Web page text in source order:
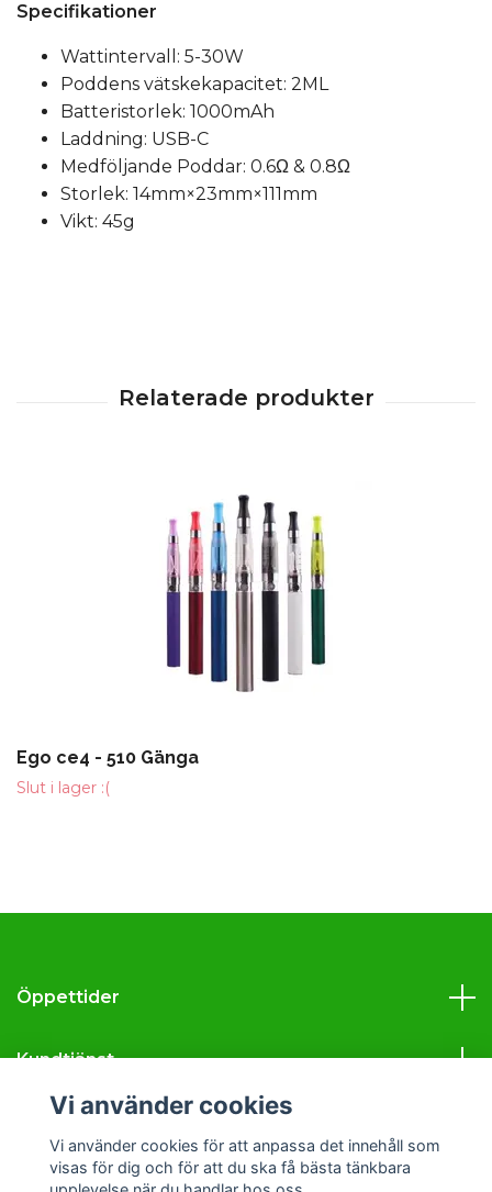
Specifikationer
Wattintervall: 5-30W
Poddens vätskekapacitet: 2ML
Batteristorlek: 1000mAh
Laddning: USB-C
Medföljande Poddar: 0.6Ω & 0.8Ω
Storlek: 14mm×23mm×111mm
Vikt: 45g
Ego ce4 - 510 Gänga
Slut i lager :(
Öppettider
Kundtjänst
Sociala medier
Vi använder cookies
Vi använder cookies för att anpassa det innehåll som
visas för dig och för att du ska få bästa tänkbara